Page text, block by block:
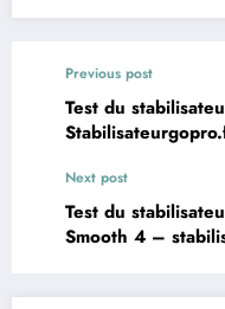
Previous post
Test du
Next post
Test du
Smooth 4 –